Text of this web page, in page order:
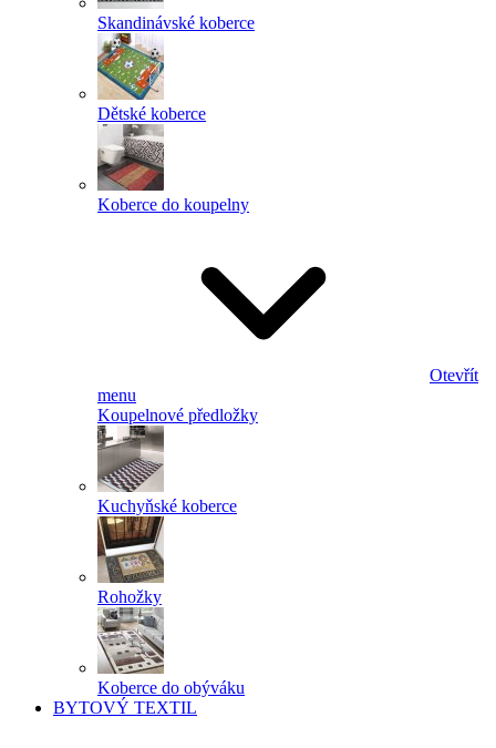
Skandinávské koberce
Dětské koberce
Koberce do koupelny
Otevřít
menu
Koupelnové předložky
Kuchyňské koberce
Rohožky
Koberce do obýváku
BYTOVÝ TEXTIL